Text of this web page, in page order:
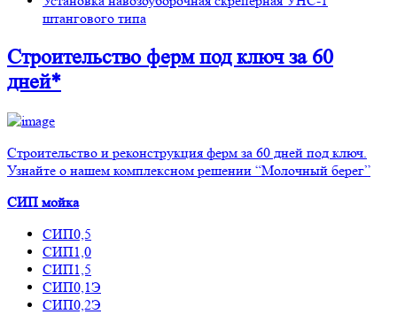
штангового типа
Строительство фермпод ключ за 60
дней*
Строительство и реконструкция ферм за 60 дней под ключ.
Узнайте о нашем комплексном решении “Молочный берег”
СИП мойка
СИП0,5
СИП1,0
СИП1,5
СИП0,1Э
СИП0,2Э